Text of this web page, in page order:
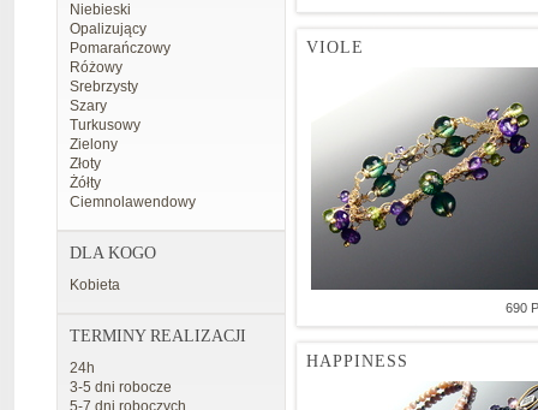
Niebieski
Opalizujący
Pomarańczowy
Różowy
Srebrzysty
Szary
Turkusowy
Zielony
Złoty
Żółty
Ciemnolawendowy
DLA KOGO
Kobieta
TERMINY REALIZACJI
24h
3-5 dni robocze
5-7 dni roboczych
VIOLE
690
HAPPINESS